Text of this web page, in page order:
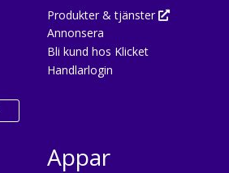
Produkter & tjänster
Annonsera
Bli kund hos Klicket
Handlarlogin
Appar